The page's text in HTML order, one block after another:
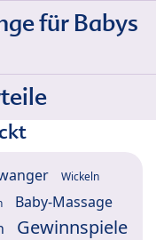
für Babys
Wickeln
Baby-Massage
Gewinnspiele